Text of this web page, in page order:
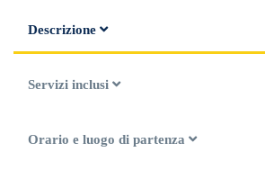
Descrizione
Servizi inclusi
Orario e luogo di partenza